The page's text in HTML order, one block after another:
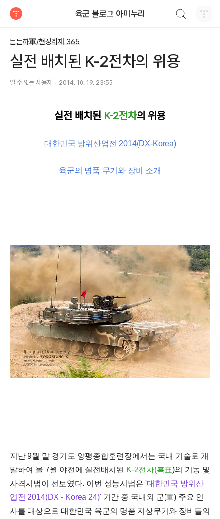
육군 블로그 아미누리
든든하軍/현장취재 365
실전 배치된 K-2전차의 위용
알 수 없는 사용자 2014. 10. 19. 23:55
실전 배치된 K-2전차의 위용
대한민국 방위산업전 2014(DX-Korea)
육군의 명품 무기와 장비 소개
지난 9월 말 경기도 양평종합훈련장에서는 국내 기술로 개
발하여 올 7월 야전에 실전배치된 K-2전차(흑표)의 기동 및
사격시범이 선보였다. 이번 성능시범은 '대한민국 방위산
업전 2014(DX - Korea 24)' 기간 중 국내외 군(軍) 주요 인
사를 대상으로 대한민국 육군의 명품 지상무기와 장비들의